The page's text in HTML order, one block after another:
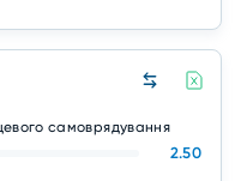
самоврядування
2.50